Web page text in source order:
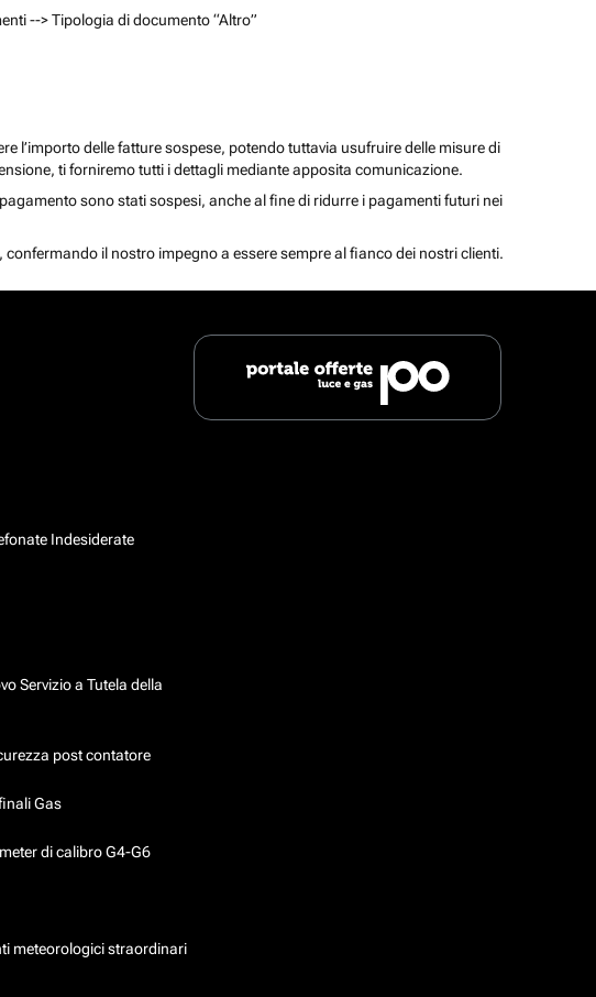
--> Tipologia di documento “Altro”
l’importo delle fatture sospese, potendo tuttavia usufruire delle misure di
ti forniremo tutti i dettagli mediante apposita comunicazione.
sono stati sospesi, anche al fine di ridurre i pagamenti futuri nei
il nostro impegno a essere sempre al fianco dei nostri clienti.
Indesiderate
Servizio a Tutela della
post contatore
Gas
di calibro G4-G6
meteorologici straordinari